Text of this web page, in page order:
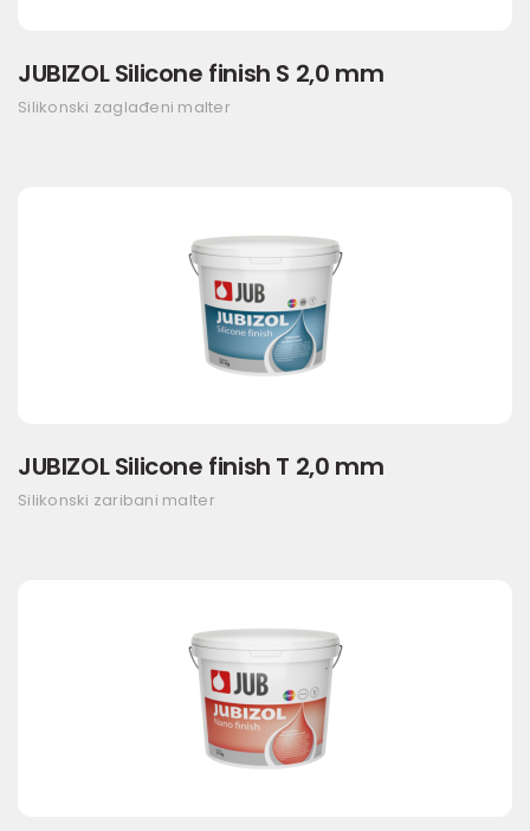
JUBIZOL Silicone finish S 2,0 mm
Silikonski zaglađeni malter
JUBIZOL Silicone finish T 2,0 mm
Silikonski zaribani malter